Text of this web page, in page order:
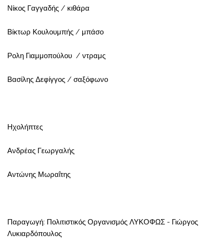
Νίκος Γαγγαδής / κιθάρα
Βίκτωρ Κουλουμπής / μπάσο
Ρολη Γιαμμοπούλου / ντραμς
Βασίλης Δεφίγγος / σαξόφωνο
Ηχολήπτες
Ανδρέας Γεωργαλής
Αντώνης Μωραΐτης
Παραγωγή: Πολιτιστικός Οργανισμός ΛΥΚΟΦΩΣ - Γιώργος
Λυκιαρδόπουλος